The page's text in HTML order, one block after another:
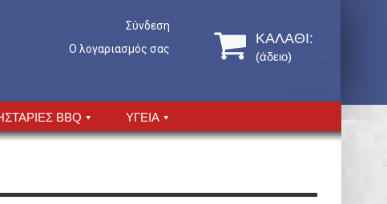
Σύνδεση
Ο λογαριασμός σας
ΚΑΛΆΘΙ:
(άδειο)
BBQ ΥΓΕΙΑ